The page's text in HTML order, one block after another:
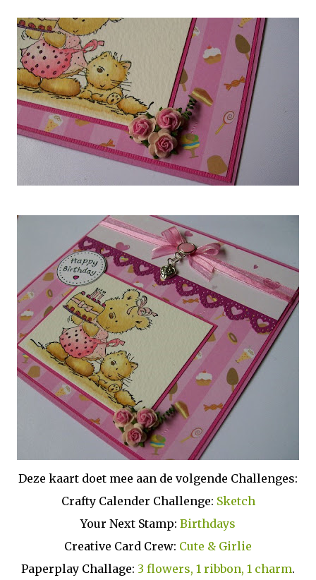
Deze kaart doet mee aan de volgende Challenges:
Crafty Calender Challenge: Sketch
Your Next Stamp: Birthdays
Creative Card Crew: Cute & Girlie
Paperplay Challage: 3 flowers, 1 ribbon, 1 charm.